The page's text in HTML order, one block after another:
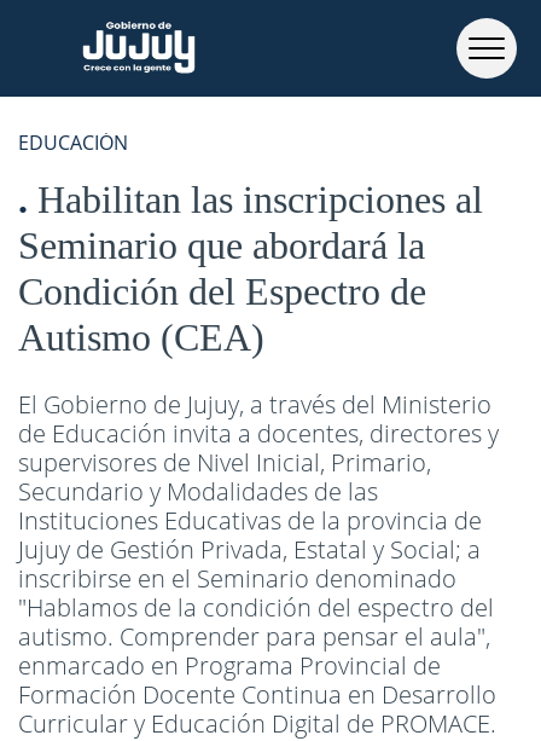
EDUCACIÓN
Habilitan las inscripciones al
Seminario que abordará la
Condición del Espectro de
Autismo (CEA)
El Gobierno de Jujuy, a través del Ministerio
de Educación invita a docentes, directores y
supervisores de Nivel Inicial, Primario,
Secundario y Modalidades de las
Instituciones Educativas de la provincia de
Jujuy de Gestión Privada, Estatal y Social; a
inscribirse en el Seminario denominado
"Hablamos de la condición del espectro del
autismo. Comprender para pensar el aula",
enmarcado en Programa Provincial de
Formación Docente Continua en Desarrollo
Curricular y Educación Digital de PROMACE.